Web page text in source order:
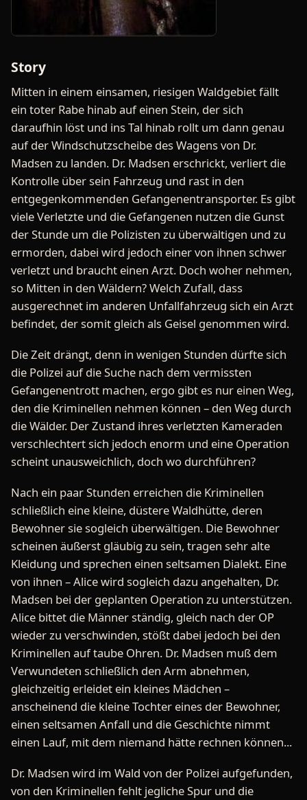
Story
Mitten in einem einsamen, riesigen Waldgebiet fällt
ein toter Rabe hinab auf einen Stein, der sich
daraufhin löst und ins Tal hinab rollt um dann genau
auf der Windschutzscheibe des Wagens von Dr.
Madsen zu landen. Dr. Madsen erschrickt, verliert die
Kontrolle über sein Fahrzeug und rast in den
entgegenkommenden Gefangenentransporter. Es gibt
viele Verletzte und die Gefangenen nutzen die Gunst
der Stunde um die Polizisten zu überwältigen und zu
ermorden, dabei wird jedoch einer von ihnen schwer
verletzt und braucht einen Arzt. Doch woher nehmen,
so Mitten in den Wäldern? Welch Zufall, dass
ausgerechnet im anderen Unfallfahrzeug sich ein Arzt
befindet, der somit gleich als Geisel genommen wird.
Die Zeit drängt, denn in wenigen Stunden dürfte sich
die Polizei auf die Suche nach dem vermissten
Gefangenentrott machen, ergo gibt es nur einen Weg,
den die Kriminellen nehmen können – den Weg durch
die Wälder. Der Zustand ihres verletzten Kameraden
verschlechtert sich jedoch enorm und eine Operation
scheint unausweichlich, doch wo durchführen?
Nach ein paar Stunden erreichen die Kriminellen
schließlich eine kleine, düstere Waldhütte, deren
Bewohner sie sogleich überwältigen. Die Bewohner
scheinen äußerst gläubig zu sein, tragen sehr alte
Kleidung und sprechen einen seltsamen Dialekt. Eine
von ihnen – Alice wird sogleich dazu angehalten, Dr.
Madsen bei der geplanten Operation zu unterstützen.
Alice bittet die Männer ständig, gleich nach der OP
wieder zu verschwinden, stößt dabei jedoch bei den
Kriminellen auf taube Ohren. Dr. Madsen muß dem
Verwundeten schließlich den Arm abnehmen,
gleichzeitig erleidet ein kleines Mädchen –
anscheinend die kleine Tochter eines der Bewohner,
einen seltsamen Anfall und die Geschichte nimmt
einen Lauf, mit dem niemand hätte rechnen können...
Dr. Madsen wird im Wald von der Polizei aufgefunden,
von den Kriminellen fehlt jegliche Spur und die